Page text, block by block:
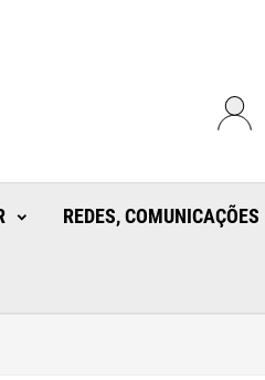
REDES, COMUNICAÇÕES